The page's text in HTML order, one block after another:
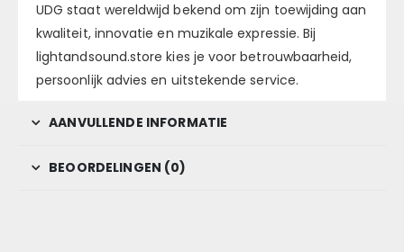
UDG staat wereldwijd bekend om zijn toewijding aan
kwaliteit, innovatie en muzikale expressie. Bij
lightandsound.store kies je voor betrouwbaarheid,
persoonlijk advies en uitstekende service.
AANVULLENDE INFORMATIE
BEOORDELINGEN (0)